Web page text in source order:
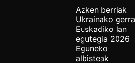
Azken berriak
Ukrainako gerra
Euskadiko lan
egutegia 2026
Eguneko
albisteak